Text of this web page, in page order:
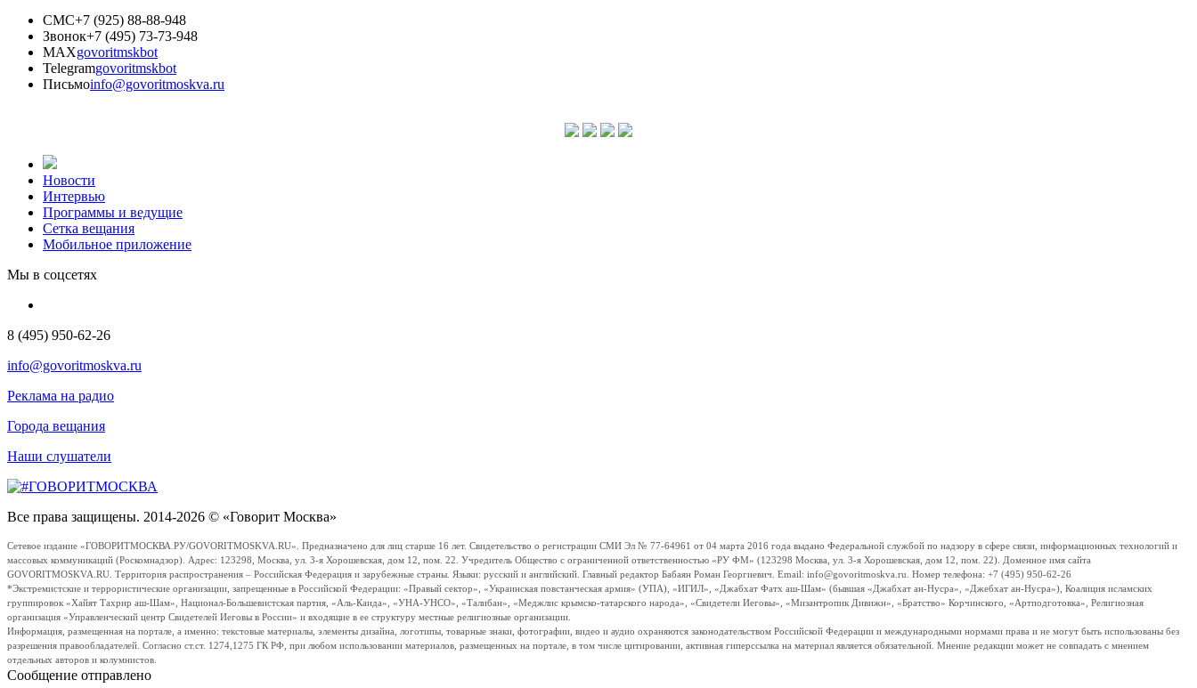
СМС+7 (925) 88-88-948
Звонок+7 (495) 73-73-948
MAXgovoritmskbot
Telegramgovoritmskbot
Письмоinfo@govoritmoskva.ru
Новости
Интервью
Программы и ведущие
Сетка вещания
Мобильное приложение
Мы в соцсетях
8 (495) 950-62-26
info@govoritmoskva.ru
Реклама на радио
Города вещания
Наши слушатели
Все права защищены. 2014-2026 © «Говорит Москва»
Сетевое издание «ГОВОРИТМОСКВА.РУ/GOVORITMOSKVA.RU». Предназначено для лиц старше 16 лет. Свидетельство о регистрации СМИ Эл № 77-64961 от 04 марта 2016 года выдано Федеральной службой по надзору в сфере связи, информационных технологий и
массовых коммуникаций (Роскомнадзор). Адрес: 123298, Москва, ул. 3-я Хорошевская, дом 12, пом. 22. Учредитель Общество с ограниченной ответственностью «РУ ФМ» (123298 Москва, ул. 3-я Хорошевская, дом 12, пом. 22). Доменное имя сайта
GOVORITMOSKVA.RU. Территория распространения – Российская Федерация и зарубежные страны. Языки: русский и английский. Главный редактор Бабаян Роман Георгиевич. Email: info@govoritmoskva.ru. Номер телефона: +7 (495) 950-62-26
*Экстремистские и террористические организации, запрещенные в Российской Федерации: «Правый сектор», «Украинская повстанческая армия» (УПА), «ИГИЛ», «Джабхат Фатх аш-Шам» (бывшая «Джабхат ан-Нусра», «Джебхат ан-Нусра»), Коалиция исламских
группировок «Хайят Тахрир аш-Шам», Национал-Большевистская партия, «Аль-Каида», «УНА-УНСО», «Талибан», «Меджлис крымско-татарского народа», «Свидетели Иеговы», «Мизантропик Дивижн», «Братство» Корчинского, «Артподготовка», Религиозная
организация «Управленческий центр Свидетелей Иеговы в России» и входящие в ее структуру местные религиозные организации.
Информация, размещенная на портале, а именно: текстовые материалы, элементы дизайна, логотипы, товарные знаки, фотографии, видео и аудио охраняются законодательством Российской Федерации и международными нормами права и не могут быть использованы без
разрешения правообладателей. Согласно ст.ст. 1274,1275 ГК РФ, при любом использовании материалов, размещенных на портале, в том числе цитировании, активная гиперссылка на материал является обязательной. Мнение редакции может не совпадать с мнением
отдельных авторов и колумнистов.
Сообщение отправлено